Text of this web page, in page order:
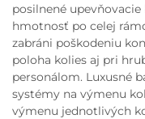
posilnené
hmotnosť po celej
zabráni poškodeniu
poloha kolies aj pri
personálom. Luxusné
systémy na výmenu
výmenu jednotlivých